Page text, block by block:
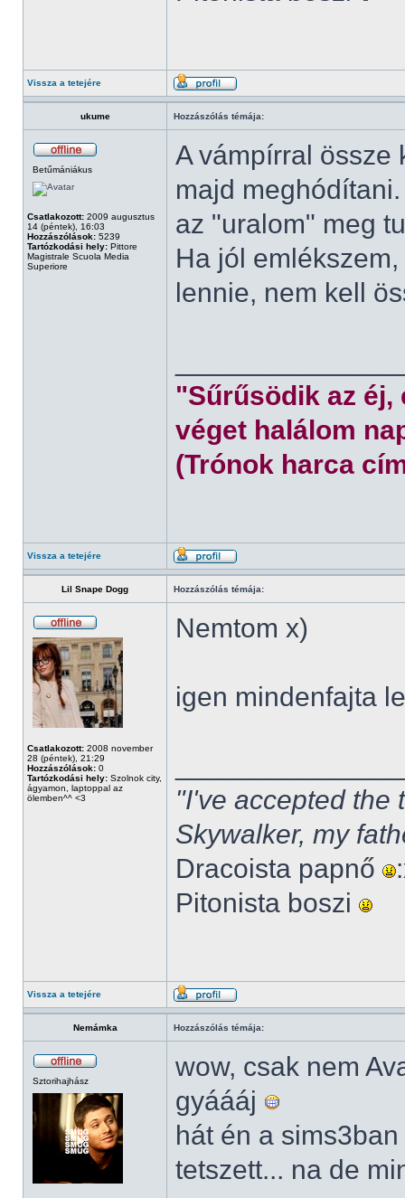
Vissza a tetejére
ukume Hozzászólás témája:
Betűmániákus
Csatlakozott: 2009 augusztus
14 (péntek), 16:03
Hozzászólások: 5239
Tartózkodási hely: Pittore
Magistrale Scuola Media
Superiore
A vámpírral össze
majd
az "uralom" meg
Ha jól
lennie, nem kell
"Sűrűsödik az éj,
véget halálom
(Trónok harca
Vissza a tetejére
Lil Snape Dogg Hozzászólás témája:
Csatlakozott: 2008 november
28 (péntek), 21:29
Hozzászólások: 0
Tartózkodási hely: Szolnok city,
ágyamon, laptoppal az
ölemben^^ <3
Nemtom x)
igen mindenfajta
"I've accepted the
Skywalker, my
Dracoista papnő
Pitonista boszi
Vissza a tetejére
Nemámka Hozzászólás témája:
Sztorihajhász
wow, csak nem
gyáááj
hát én a
tetszett... na de